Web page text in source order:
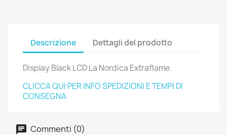
Descrizione Dettagli del prodotto
Display Black LCD La Nordica Extraflame.
CLICCA QUI PER INFO SPEDIZIONI E TEMPI DI
CONSEGNA
Commenti (0)